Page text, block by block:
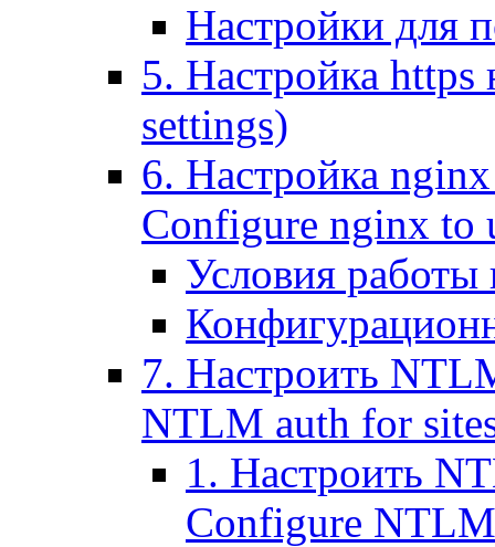
Настройки для
5. Настройка https
settings)
6. Настройка
Configure nginx to
Условия работы
7. Настроить
NTLM auth for
1. Настроить
Configure